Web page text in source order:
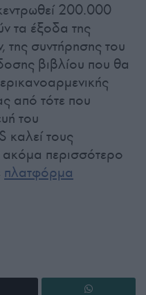
200.000
τα έξοδα της
της συντήρησης του
βιβλίου που θα
από τότε που
του
καλεί τους
περισσότερο
πλατφόρμα